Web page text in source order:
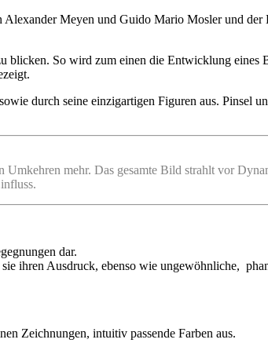
Meyen und Guido Mario Mosler und der
So wird zum einen die Entwicklung eines
durch seine einzigartigen Figuren aus. Pinsel
mehr. Das gesamte Bild strahlt vor
dar.
ihren Ausdruck, ebenso wie ungewöhnliche,
Zeichnungen, intuitiv passende Farben aus.